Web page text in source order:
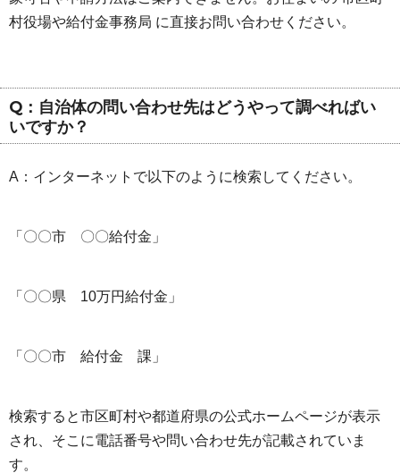
村役場や給付金事務局 に直接お問い合わせください。
Q：自治体の問い合わせ先はどうやって調べればい
いですか？
A：インターネットで以下のように検索してください。
「〇〇市 〇〇給付金」
「〇〇県 10万円給付金」
「〇〇市 給付金 課」
検索すると市区町村や都道府県の公式ホームページが表示
され、そこに電話番号や問い合わせ先が記載されていま
す。